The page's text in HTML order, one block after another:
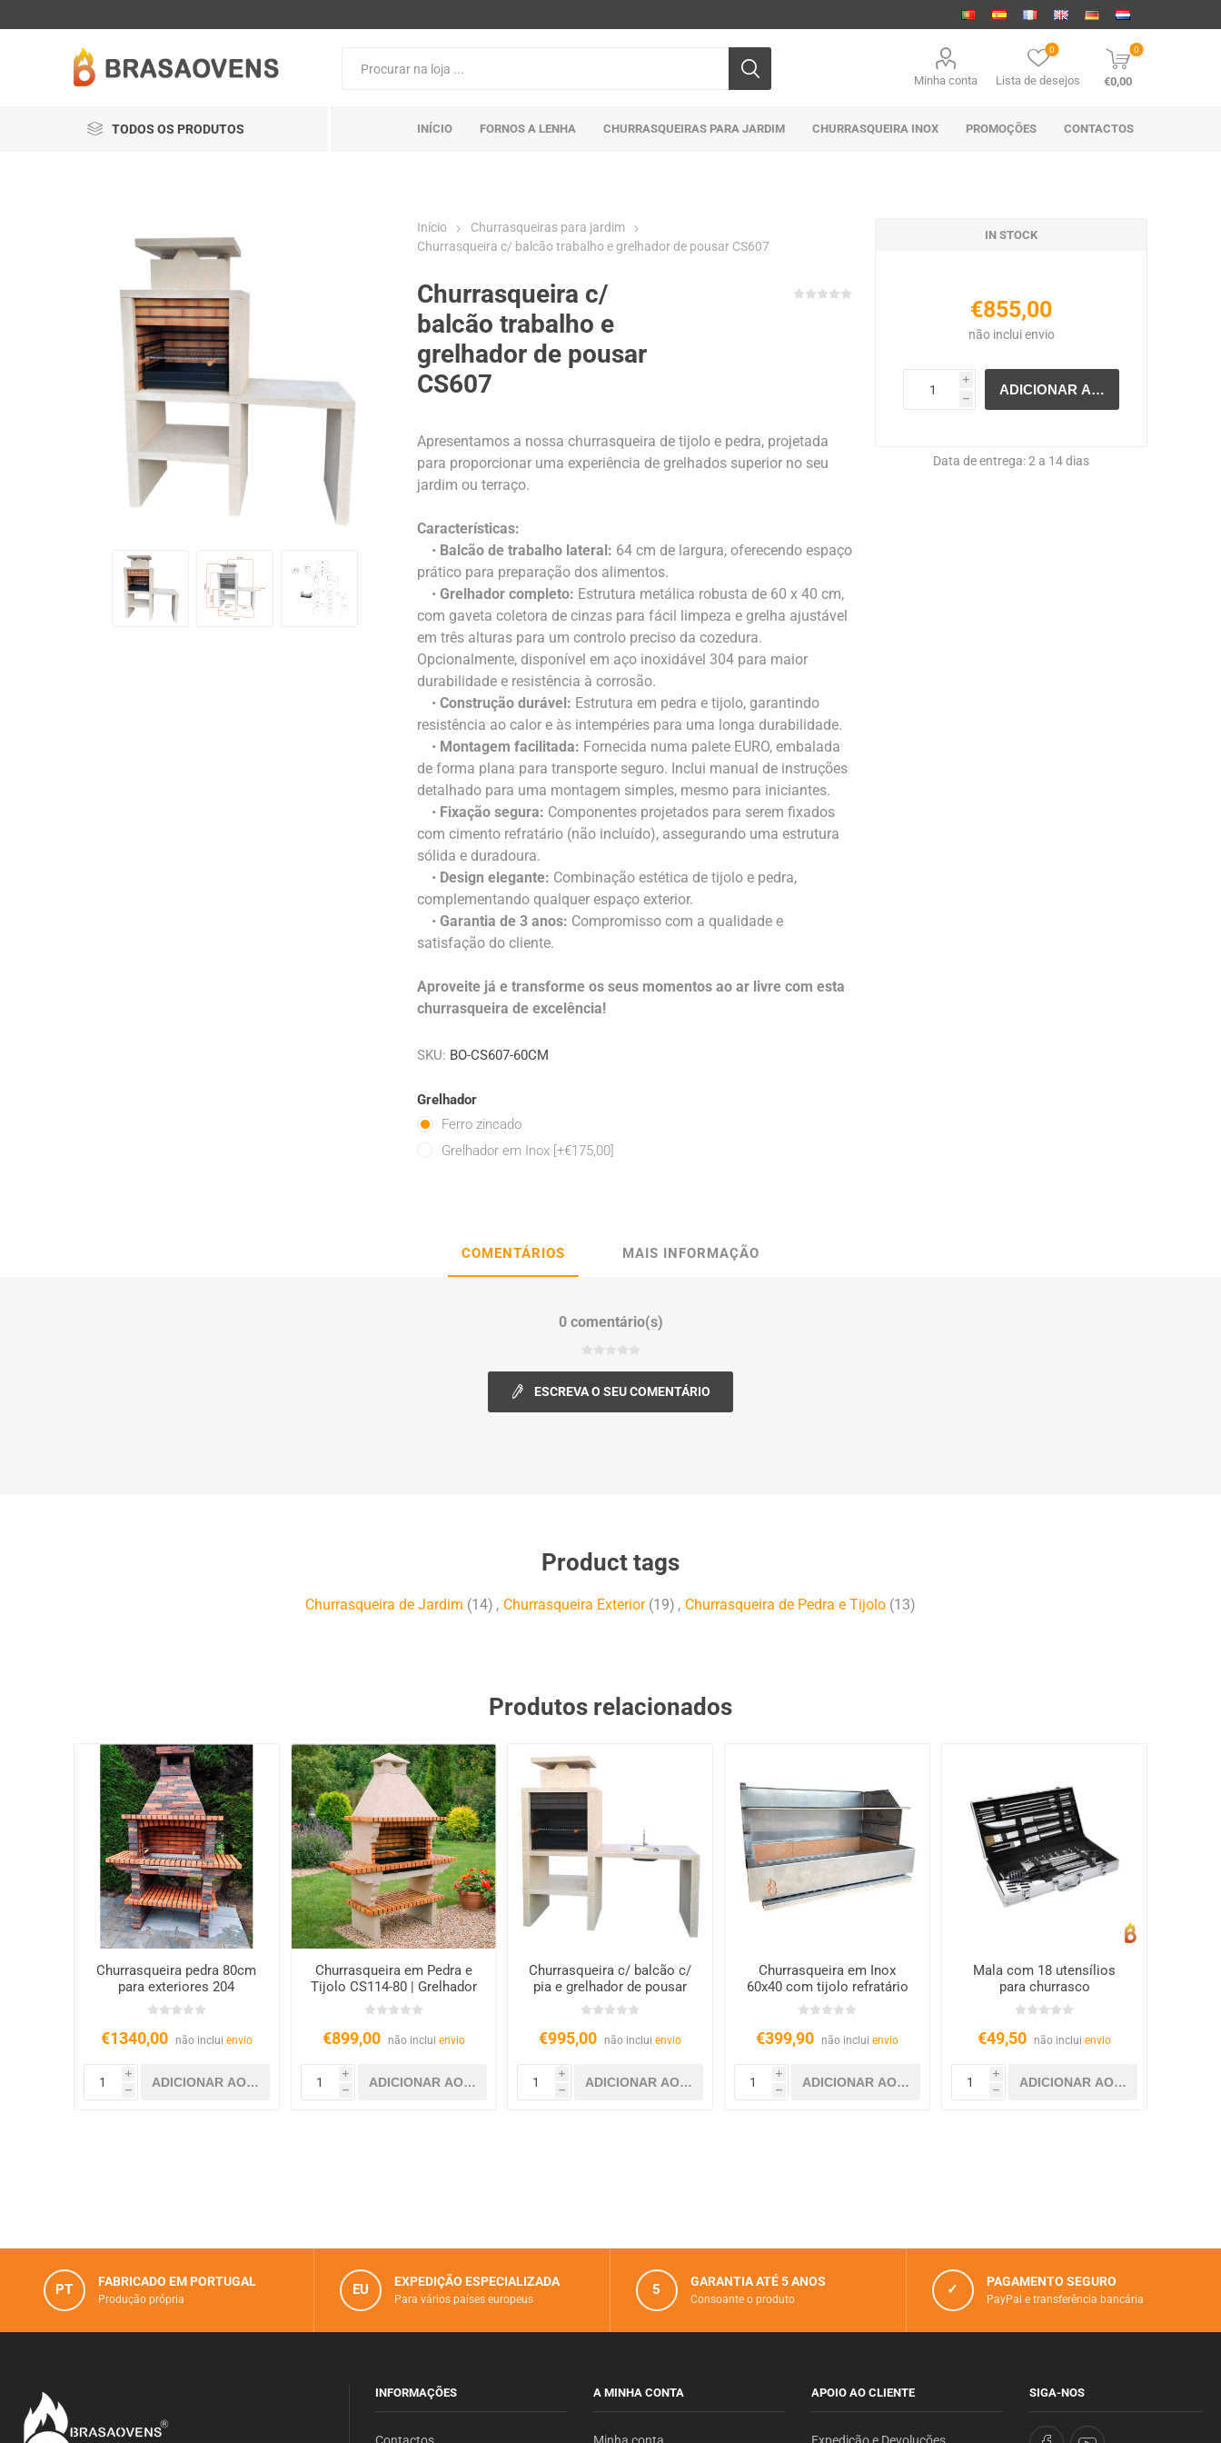
Minha conta Lista de desejos
0 0
€0,00
TODOS OS PRODUTOS INÍCIO FORNOS A LENHA CHURRASQUEIRAS PARA JARDIM CHURRASQUEIRA INOX PROMOÇÕES CONTACTOS
Início
Churrasqueiras para jardim
Churrasqueira c/ balcão trabalho e grelhador de pousar CS607
Churrasqueira c/
balcão trabalho e
grelhador de pousar
CS607
Apresentamos a nossa churrasqueira de tijolo e pedra, projetada
para proporcionar uma experiência de grelhados superior no seu
jardim ou terraço.
Características:
• Balcão de trabalho lateral: 64 cm de largura, oferecendo espaço
prático para preparação dos alimentos.
•Grelhador completo: Estrutura metálica robusta de 60 x 40 cm,
com gaveta coletora de cinzas para fácil limpeza e grelha ajustável
em três alturas para um controlo preciso da cozedura.
Opcionalmente, disponível em aço inoxidável 304 para maior
durabilidade e resistência à corrosão.
•Construção durável: Estrutura em pedra e tijolo, garantindo
resistência ao calor e às intempéries para uma longa durabilidade.
• Montagem facilitada: Fornecida numa palete EURO, embalada
de forma plana para transporte seguro. Inclui manual de instruções
detalhado para uma montagem simples, mesmo para iniciantes.
• Fixação segura: Componentes projetados para serem fixados
com cimento refratário (não incluído), assegurando uma estrutura
sólida e duradoura.
• Design elegante: Combinação estética de tijolo e pedra,
complementando qualquer espaço exterior.
•Garantia de 3 anos: Compromisso com a qualidade e
satisfação do cliente.
Aproveite já e transforme os seus momentos ao ar livre com esta
churrasqueira de excelência!
SKU: BO-CS607-60CM
Grelhador
Ferro zincado
Grelhador em Inox [+€175,00]
IN STOCK
€855,00
não incluienvio
i
h
Data de entrega: 2 a 14 dias
COMENTÁRIOS MAIS INFORMAÇÃO
0 comentário(s)
ESCREVA O SEU COMENTÁRIO
Product tags
Churrasqueira de Jardim (14) , Churrasqueira Exterior (19) , Churrasqueira de Pedra e Tijolo (13)
Produtos relacionados
Churrasqueira pedra 80cm
para exteriores 204
€1340,00 não inclui envio
i
h
Churrasqueira em Pedra e
Tijolo CS114-80 | Grelhador
XL 80cm
€899,00 não inclui envio
i
h
Churrasqueira c/ balcão c/
pia e grelhador de pousar
CS609
€995,00 não incluienvio
i
h
Churrasqueira em Inox
60x40 com tijolo refratário
€399,90 não incluienvio
i
h
Mala com 18 utensílios
para churrasco
€49,50 não incluienvio
i
h
PT FABRICADO EM PORTUGAL
Produção própria
EU EXPEDIÇÃO ESPECIALIZADA
Para vários paí­ses europeus
5 GARANTIA ATÉ 5 ANOS
Consoante o produto
✓ PAGAMENTO SEGURO
PayPal e transferência bancária
INFORMAÇÕES A MINHA CONTA APOIO AO CLIENTE SIGA-NOS